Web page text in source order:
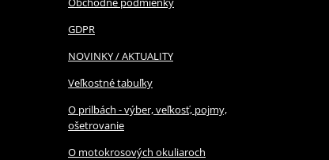
GDPR
NOVINKY / AKTUALITY
Veľkostné tabuľky
O prilbách - výber, veľkosť, pojmy,
ošetrovanie
O motokrosových okuliaroch